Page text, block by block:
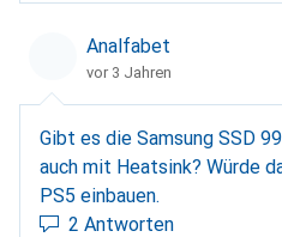
Analfabet
vor 3 Jahren
Gibt es die Samsung SSD
auch mit Heatsink? Würde
PS5 einbauen.
2 Antworten